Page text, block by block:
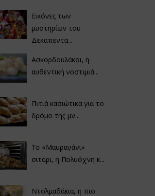
Εικόνες των
μυστηρίων του
Δεκαπεντα...
Ασκορδουλάκοι, η
αυθεντική νοστιμιά...
Πιτιά κασιώτικα για το
δρόμο της μν...
Το «Μαυραγάνι»
σιτάρι, η Πολυόχνη κ...
Ντολμαδάκια, η πιο